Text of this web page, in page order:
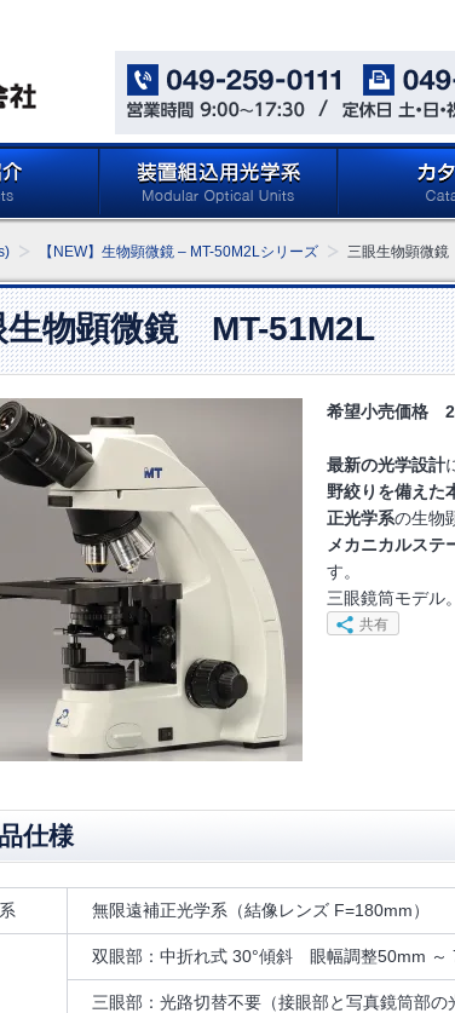
学系」 (Microscope
Components for Reflected
Light Applications)
(Catalog
【NEW】生物顕微鏡 – MT-50M2Lシリーズ 三眼生物顕微
生物顕微鏡 MT-51M2L
希望小売価格
最新の光学設計
野絞りを備えた
正光学系の生物
メカニカルステ
す。
三眼鏡筒モデル
共有
仕様
無限遠補正光学系（結像レンズ F=180mm）
双眼部：中折れ式 30°傾斜 眼幅調整50mm
三眼部：光路切替不要（接眼部と写真鏡筒部